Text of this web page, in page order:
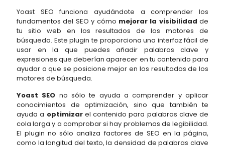
Yoast SEO funciona ayudándote a comprender los
fundamentos del SEO y cómo mejorar la visibilidad de
tu sitio web en los resultados de los motores de
búsqueda. Este plugin te proporciona una interfaz fácil de
usar en la que puedes añadir palabras clave y
expresiones que deberían aparecer en tu contenido para
ayudar a que se posicione mejor en los resultados de los
motores de búsqueda.
Yoast SEO no sólo te ayuda a comprender y aplicar
conocimientos de optimización, sino que también te
ayuda a optimizarel contenido para palabras clave de
cola larga y a comprobar si hay problemas de legibilidad.
El plugin no sólo analiza factores de SEO en la página,
como la longitud del texto, la densidad de palabras clave